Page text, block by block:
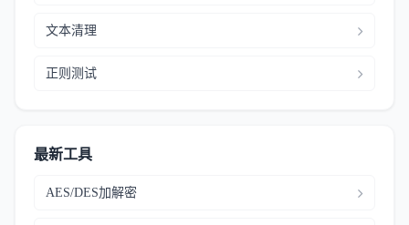
文本清理
正则测试
最新工具
AES/DES加解密